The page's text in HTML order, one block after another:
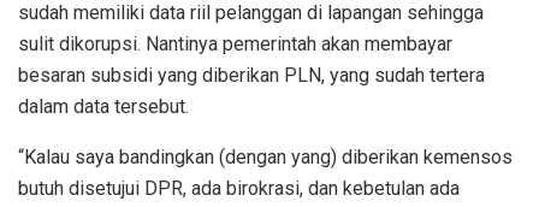
sudah memiliki data riil pelanggan di lapangan sehingga
sulit dikorupsi. Nantinya pemerintah akan membayar
besaran subsidi yang diberikan PLN, yang sudah tertera
dalam data tersebut.
“Kalau saya bandingkan (dengan yang) diberikan kemensos
butuh disetujui DPR, ada birokrasi, dan kebetulan ada